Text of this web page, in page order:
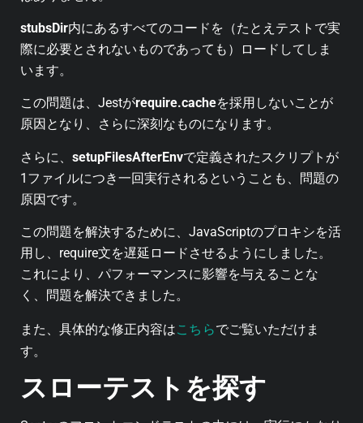
stubsDir内にあるすべてのコードを（たとえテストで実
際に必要とされないものであっても）ロードしてしま
います。
この問題は、Jestがrequire.cacheを採用しないことが
原因となり、さらに深刻なものになります。
さらに、 setupFilesAfterEnvで定義されたスクリプトが
1ファイルにつき一回実行されるということも、問題の
原因です。
この問題を解決するために、JavaScriptのプロキシを活
用し、require文を遅延ロードさせるようにしました。
これにより、パフォーマンスに影響を与えることな
く、問題を解決できました。
また、具体的な修正内容はこちらでご覧いただけま
す。
スローテストを探す